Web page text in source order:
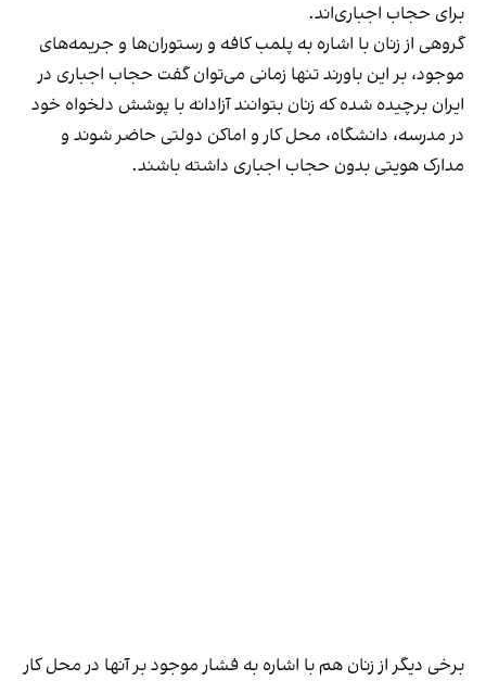
برای حجاب اجباری‌اند.
گروهی از زنان با اشاره به پلمب کافه و رستوران‌ها و جریمه‌های
موجود، بر این باورند تنها زمانی می‌توان گفت حجاب اجباری در
ایران برچیده شده که زنان بتوانند آزادانه با پوشش دلخواه خود
در مدرسه، دانشگاه، محل کار و اماکن دولتی حاضر شوند و
مدارک هویتی بدون حجاب اجباری داشته باشند.
برخی دیگر از زنان هم با اشاره به فشار موجود بر آنها در محل کار